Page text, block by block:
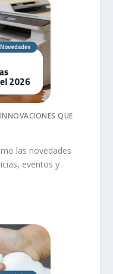
QUE
las novedades
eventos y